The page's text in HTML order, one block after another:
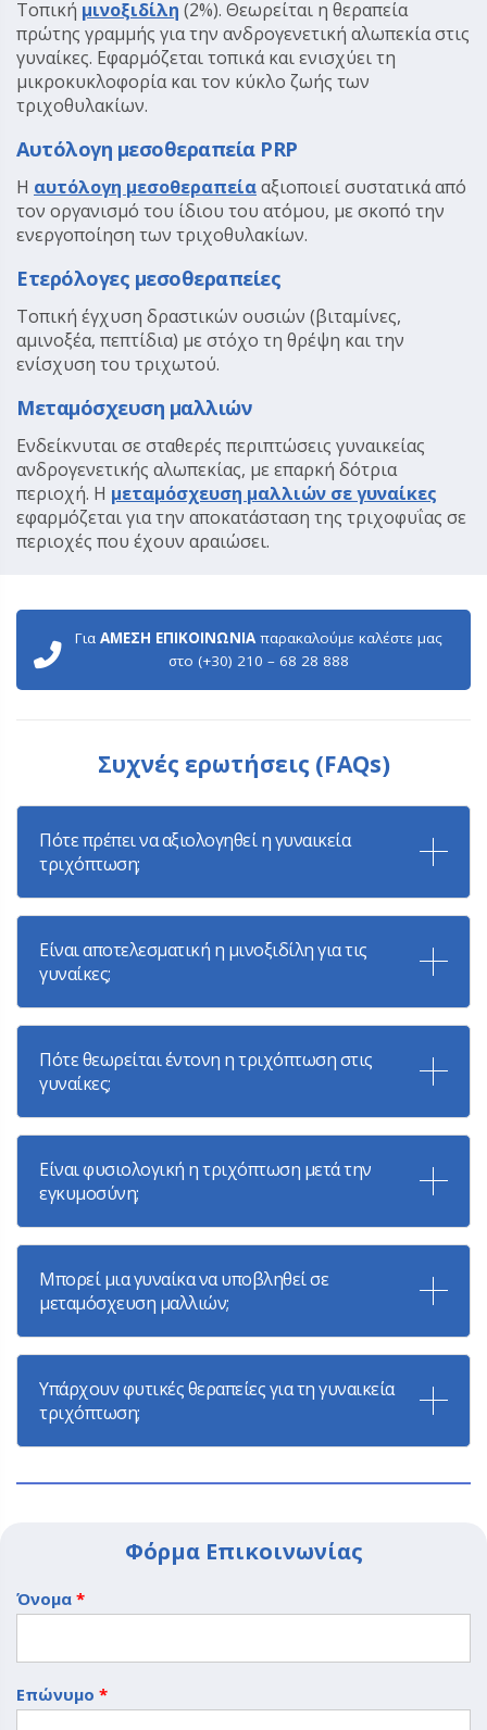
Τοπική μινοξιδίλη (2%). Θεωρείται η θεραπεία
πρώτης γραμμής για την ανδρογενετική αλωπεκία στις
γυναίκες. Εφαρμόζεται τοπικά και ενισχύει τη
μικροκυκλοφορία και τον κύκλο ζωής των
τριχοθυλακίων.
Αυτόλογη μεσοθεραπεία PRP
Η αυτόλογη μεσοθεραπείααξιοποιεί συστατικά από
τον οργανισμό του ίδιου του ατόμου, με σκοπό την
ενεργοποίηση των τριχοθυλακίων.
Ετερόλογες μεσοθεραπείες
Τοπική έγχυση δραστικών ουσιών (βιταμίνες,
αμινοξέα, πεπτίδια) με στόχο τη θρέψη και την
ενίσχυση του τριχωτού.
Μεταμόσχευση μαλλιών
Ενδείκνυται σε σταθερές περιπτώσεις γυναικείας
ανδρογενετικής αλωπεκίας, με επαρκή δότρια
περιοχή. Η μεταμόσχευση μαλλιών σε γυναίκες
εφαρμόζεται για την αποκατάσταση της τριχοφυΐας σε
περιοχές που έχουν αραιώσει.
Για ΑΜΕΣΗ ΕΠΙΚΟΙΝΩΝΙΑπαρακαλούμε καλέστε μας
στο (+30) 210 – 68 28 888
Συχνές ερωτήσεις (FAQs)
Πότε πρέπει να αξιολογηθεί η γυναικεία
τριχόπτωση;
Είναι αποτελεσματική η μινοξιδίλη για τις
γυναίκες;
Πότε θεωρείται έντονη η τριχόπτωση στις
γυναίκες;
Είναι φυσιολογική η τριχόπτωση μετά την
εγκυμοσύνη;
Μπορεί μια γυναίκα να υποβληθεί σε
μεταμόσχευση μαλλιών;
Υπάρχουν φυτικές θεραπείες για τη γυναικεία
τριχόπτωση;
Φόρμα Επικοινωνίας
Όνομα *
Επώνυμο *